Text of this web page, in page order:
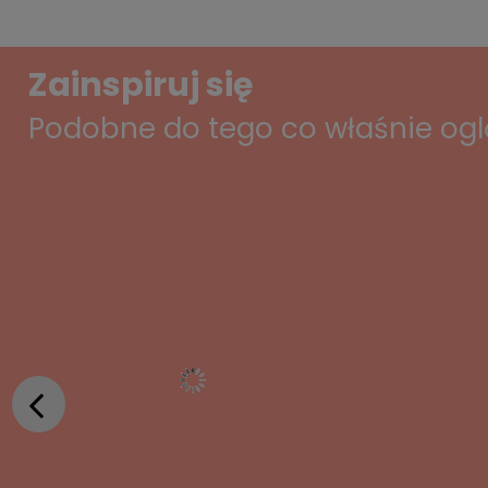
Zainspiruj się
Podobne do tego co właśnie